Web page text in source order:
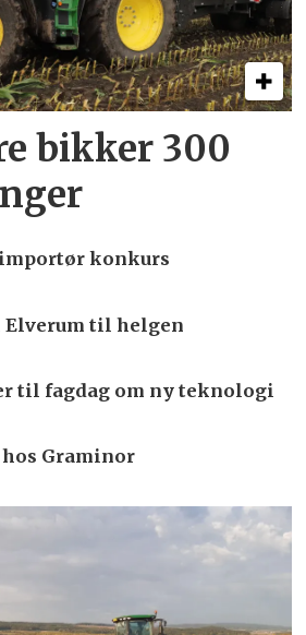
bikker 300
konkurs
til helgen
til fagdag om ny teknologi
Graminor